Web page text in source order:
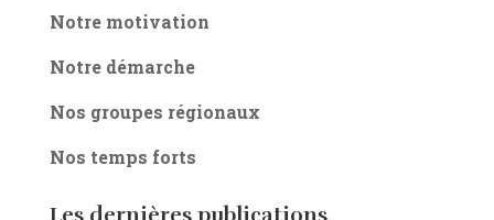
Notre motivation
Notre démarche
Nos groupes régionaux
Nos temps forts